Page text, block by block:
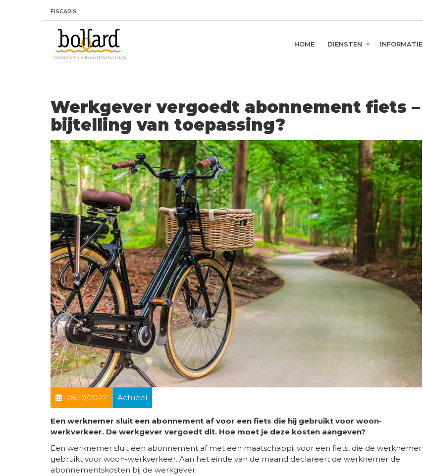
FISCARIS
HOME DIENSTEN INFORMATIE
Werkgever vergoedt abonnement fiets –
bijtelling van toepassing?
28/10/2022 Actueel
Een werknemer sluit een abonnement af voor een fiets die hij gebruikt voor woon-
werkverkeer. De werkgever vergoedt dit. Hoe moet je deze kosten aangeven?
Een werknemer sluit een abonnement af met een maatschappij voor een fiets, die de werknemer
gebruikt voor woon-werkverkeer. Aan het einde van de maand declareert de werknemer de
abonnementskosten bij de werkgever.